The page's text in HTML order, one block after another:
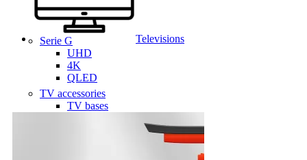
Televisions
Serie G
UHD
4K
QLED
TV accessories
TV bases